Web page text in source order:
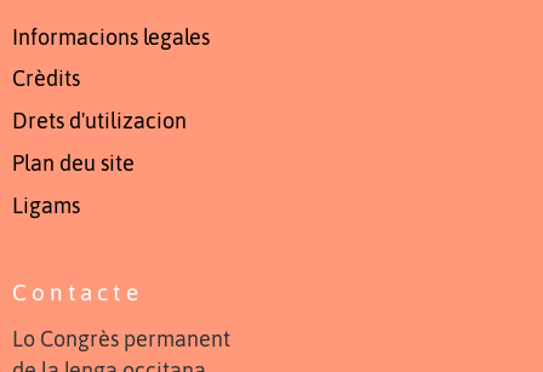
Informacions legales
Crèdits
Drets d'utilizacion
Plan deu site
Ligams
Contacte
Lo Congrès permanent